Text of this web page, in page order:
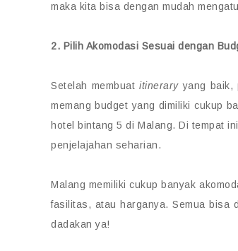
maka kita bisa dengan mudah
2. Pilih Akomodasi Sesuai dengan
Setelah membuat itineraryyang baik,
memang budget yang dimiliki cukup
hotel bintang 5 di Malang. Di tempat
penjelajahan seharian.
Malang memiliki cukup banyak
fasilitas, atau harganya. Semua bisa
dadakan ya!